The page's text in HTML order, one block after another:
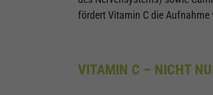
fördert Vitamin C die Aufnahme
VITAMIN C – NICHT